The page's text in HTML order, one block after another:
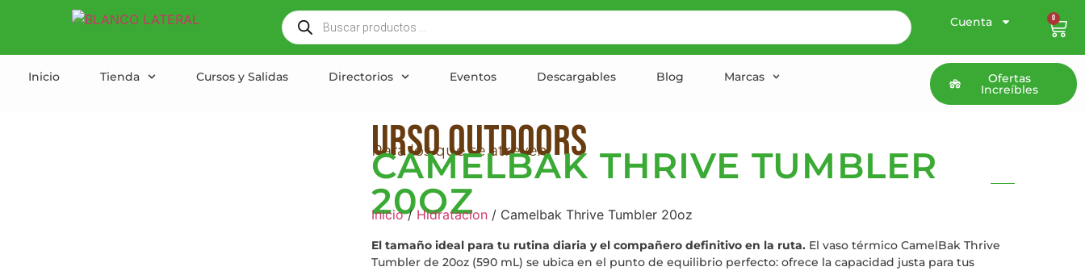
Cuenta 0
Inicio Tienda Cursos y Salidas Directorios Eventos Descargables Blog Marcas Ofertas
Increíbles
Urso outdoors
Para los que se atreven
CAMELBAK THRIVE TUMBLER
20OZ
Inicio/ Hidratacion/ Camelbak Thrive Tumbler 20oz
El tamaño ideal para tu rutina diaria y el compañero definitivo en la ruta.El vaso térmico CamelBak Thrive
Tumbler de 20oz (590 mL) se ubica en el punto de equilibrio perfecto: ofrece la capacidad justa para tus